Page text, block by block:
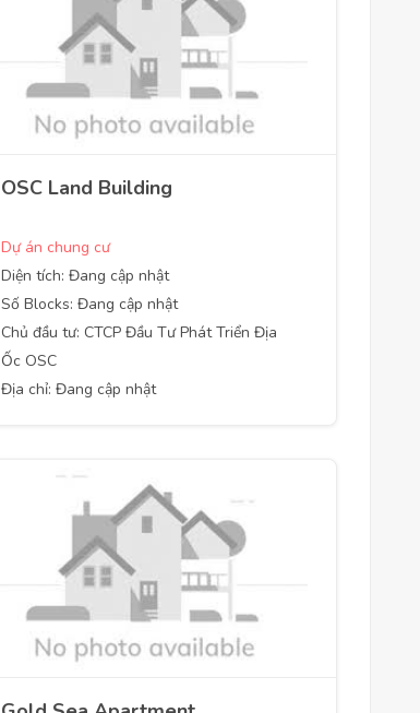
OSC Land Building
Dự án chung cư
Diện tích: Đang cập nhật
Số Blocks: Đang cập nhật
Chủ đầu tư: CTCP Đầu Tư Phát Triển Địa
Ốc OSC
Địa chỉ: Đang cập nhật